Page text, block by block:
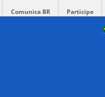
Comunica BR Participe